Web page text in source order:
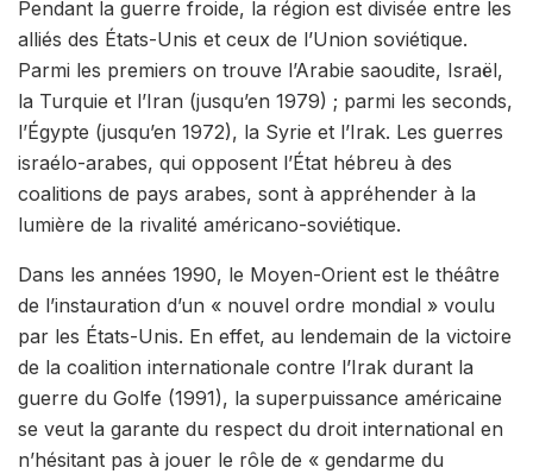
Pendant la guerre froide, la région est divisée entre les
alliés des États-Unis et ceux de l’Union soviétique.
Parmi les premiers on trouve l’Arabie saoudite, Israël,
la Turquie et l’Iran (jusqu’en 1979) ; parmi les seconds,
l’Égypte (jusqu’en 1972), la Syrie et l’Irak. Les guerres
israélo-arabes, qui opposent l’État hébreu à des
coalitions de pays arabes, sont à appréhender à la
lumière de la rivalité américano-soviétique.
Dans les années 1990, le Moyen-Orient est le théâtre
de l’instauration d’un « nouvel ordre mondial » voulu
par les États-Unis. En effet, au lendemain de la victoire
de la coalition internationale contre l’Irak durant la
guerre du Golfe (1991), la superpuissance américaine
se veut la garante du respect du droit international en
n’hésitant pas à jouer le rôle de « gendarme du